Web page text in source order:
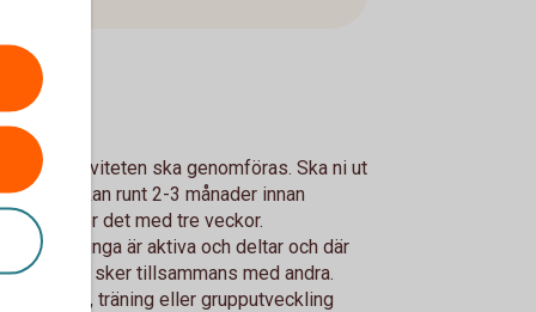
innan aktiviteten ska genomföras. Ska ni ut
er ansökan runt 2-3 månader innan
så räcker det med tre veckor.
där de unga är aktiva och deltar och där
sker tillsammans med andra.
för kurs, träning eller grupputveckling